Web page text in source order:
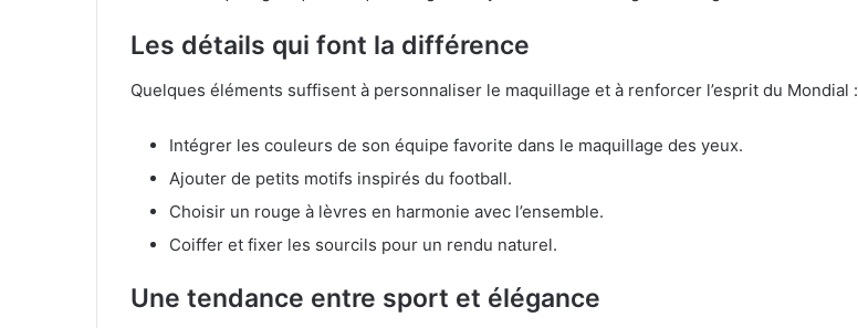
Les détails qui font la différence
Quelques éléments suffisent à personnaliser le maquillage et à renforcer l’esprit du Mondial :
Intégrer les couleurs de son équipe favorite dans le maquillage des yeux.
Ajouter de petits motifs inspirés du football.
Choisir un rouge à lèvres en harmonie avec l’ensemble.
Coiffer et fixer les sourcils pour un rendu naturel.
Une tendance entre sport et élégance